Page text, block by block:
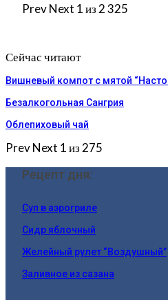
PrevNext 1 из 2 325
Сейчас читают
Вишневый компот с мятой
Безалкогольная Сангрия
Облепиховый чай
PrevNext 1 из 275
Рецепт дня:
Суп в аэрогриле
Сидр яблочный
Желейный рулет “Воздушный”
Заливное из сазана